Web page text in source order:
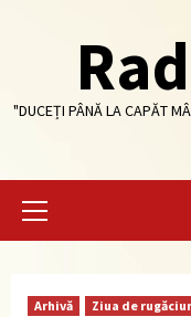
"DUCEȚI PÂNĂ LA CAPĂT
Primary
Arhivă Ziua de